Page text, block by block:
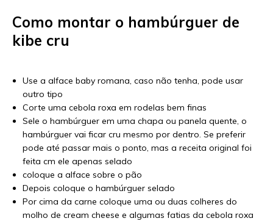
Como montar o hambúrguer de
kibe cru
Use a alface baby romana, caso não tenha, pode usar
outro tipo
Corte uma cebola roxa em rodelas bem finas
Sele o hambúrguer em uma chapa ou panela quente, o
hambúrguer vai ficar cru mesmo por dentro. Se preferir
pode até passar mais o ponto, mas a receita original foi
feita cm ele apenas selado
coloque a alface sobre o pão
Depois coloque o hambúrguer selado
Por cima da carne coloque uma ou duas colheres do
molho de cream cheese e algumas fatias da cebola roxa